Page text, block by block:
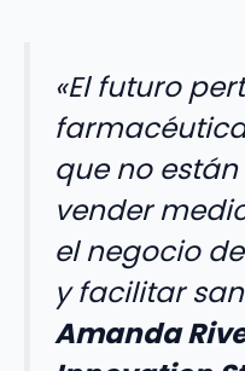
«El futuro
que no
vender
el negocio
y facilitar
Amanda